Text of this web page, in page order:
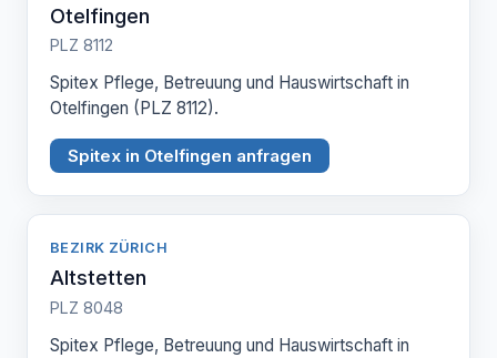
Otelfingen
PLZ 8112
Spitex Pflege, Betreuung und Hauswirtschaft in
Otelfingen (PLZ 8112).
Spitex in Otelfingen anfragen
BEZIRK ZÜRICH
Altstetten
PLZ 8048
Spitex Pflege, Betreuung und Hauswirtschaft in